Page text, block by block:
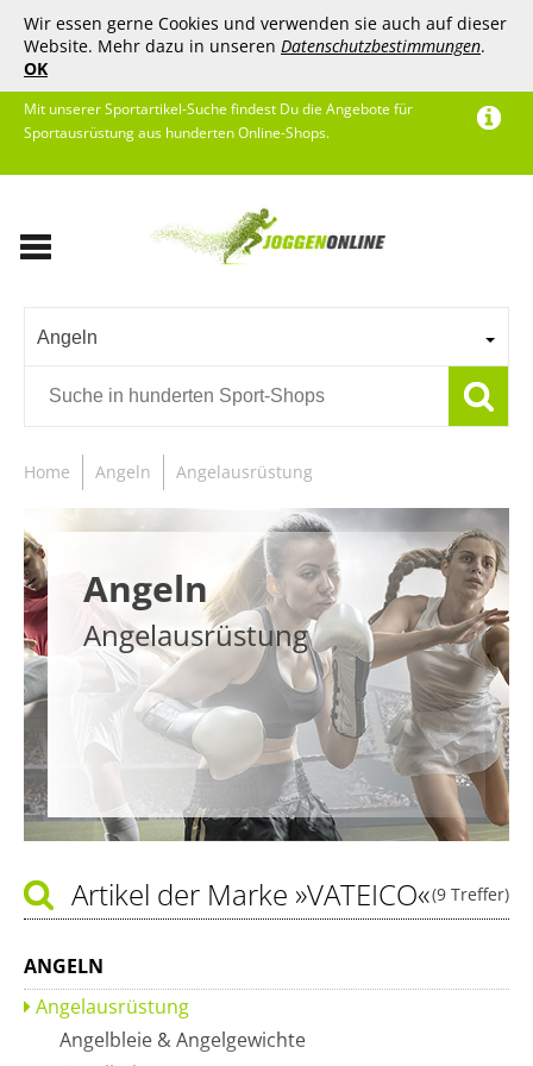
Wir essen gerne Cookies und verwenden sie auch auf dieser
Website. Mehr dazu in unseren Datenschutzbestimmungen.
OK
Mit unserer Sportartikel-Suche findest Du die Angebote für
Sportausrüstung aus hunderten Online-Shops.
Angeln
Home Angeln Angelausrüstung
Angeln
Angelausrüstung
(9 Treffer)
Artikel der Marke »VATEICO«
ANGELN
Angelausrüstung
Angelbleie & Angelgewichte